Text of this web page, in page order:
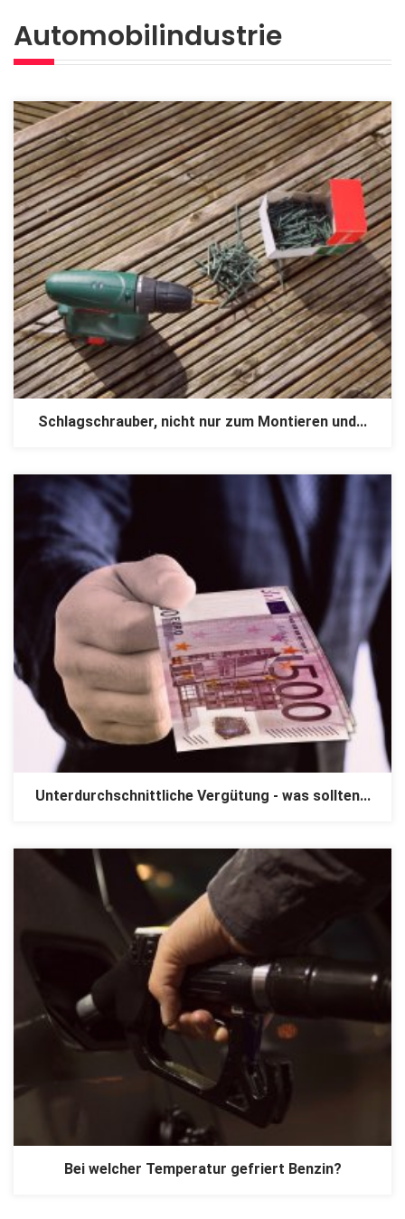
Automobilindustrie
Schlagschrauber, nicht nur zum Montieren und...
Unterdurchschnittliche Vergütung - was sollten...
Bei welcher Temperatur gefriert Benzin?